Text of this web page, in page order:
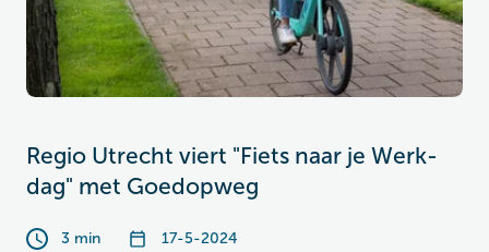
Regio Utrecht viert "Fiets naar je Werk-
dag" met Goedopweg
3 min 17-5-2024